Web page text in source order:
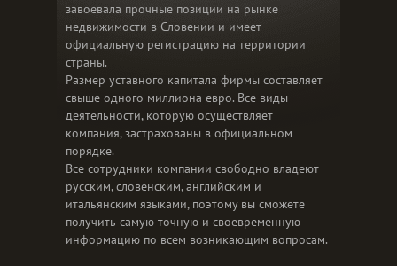
завоевала прочные позиции на рынке
недвижимости в Словении и имеет
официальную регистрацию на территории
страны.
Размер уставного капитала фирмы составляет
свыше одного миллиона евро. Все виды
деятельности, которую осуществляет
компания, застрахованы в официальном
порядке.
Все сотрудники компании свободно владеют
русским, словенским, английским и
итальянским языками, поэтому вы сможете
получить самую точную и своевременную
информацию по всем возникающим вопросам.